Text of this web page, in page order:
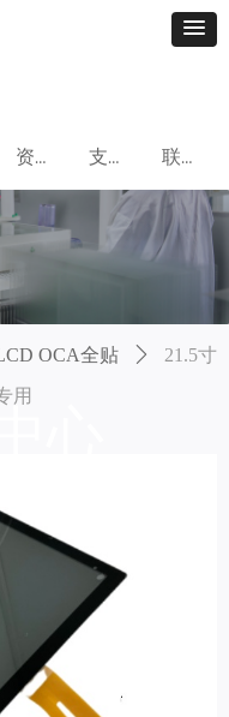
资讯中心 支持与服务 联系我们
OCA全贴 ꄲ
21.5寸
用